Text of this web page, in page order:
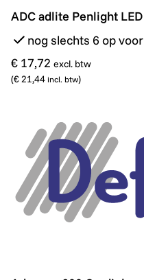
ADC adlite Penlight LED
ADC adlite Penlight
nog slechts 6 op
€ 17,72 excl. btw
(€ 21,44 incl. btw)
Adscope 600